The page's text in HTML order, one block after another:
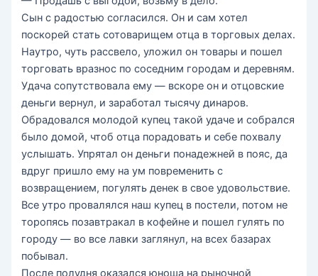
Сын с радостью согласился. Он и сам хотел
поскорей стать сотоварищем отца в торговых делах.
Наутро, чуть рассвело, уложил он товары и пошел
торговать вразнос по соседним городам и деревням.
Удача сопутствовала ему — вскоре он и отцовские
деньги вернул, и заработал тысячу динаров.
Обрадовался молодой купец такой удаче и собрался
было домой, чтоб отца порадовать и себе похвалу
услышать. Упрятал он деньги понадежней в пояс, да
вдруг пришло ему на ум повременить с
возвращением, погулять денек в свое удовольствие.
Все утро провалялся наш купец в постели, потом не
торопясь позавтракал в кофейне и пошел гулять по
городу — во все лавки заглянул, на всех базарах
побывал.
После полудня оказался юноша на рыночной